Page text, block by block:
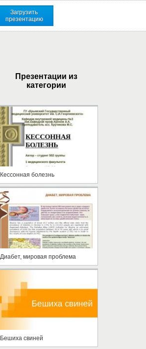
Загрузить
презентацию
Презентации из
категории
Кессонная болезнь
Диабет, мировая проблема
Бешиха свиней